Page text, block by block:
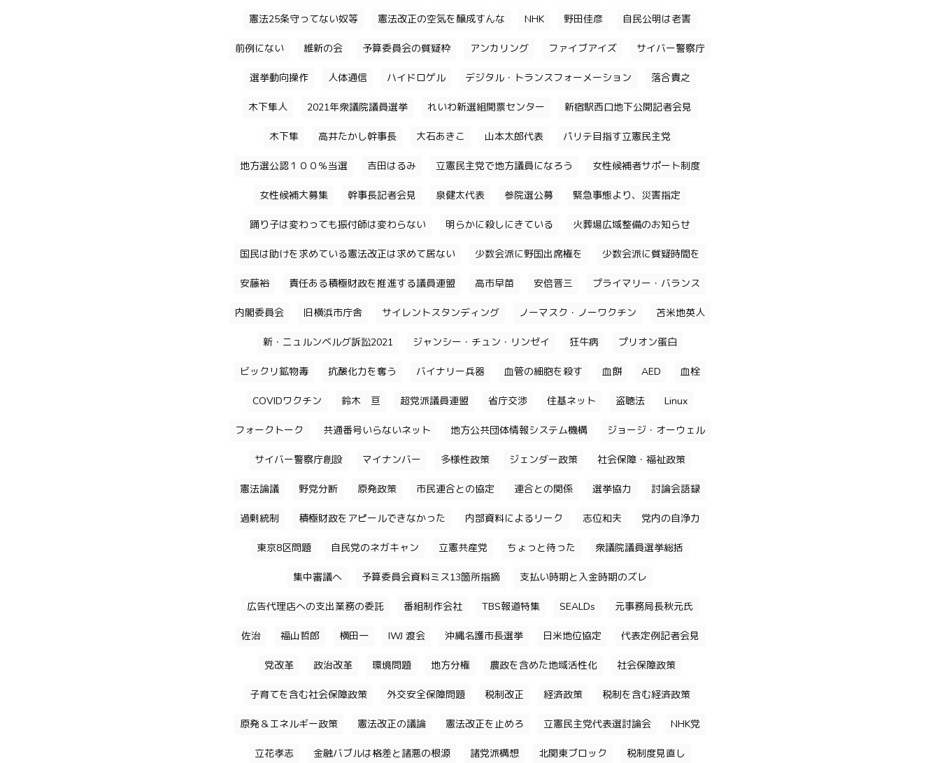
憲法25条守ってない奴等 憲法改正の空気を醸成すんな NHK 野田佳彦 自民公明は老害
前例にない 維新の会 予算委員会の質疑枠 アンカリング ファイブアイズ サイバー警察庁
選挙動向操作 人体通信 ハイドロゲル デジタル・トランスフォーメーション 落合貴之
木下隼人 2021年衆議院議員選挙 れいわ新選組開票センター 新宿駅西口地下公開記者会見
木下隼 高井たかし幹事長 大石あきこ 山本太郎代表 パリテ目指す立憲民主党
地方選公認１００％当選 吉田はるみ 立憲民主党で地方議員になろう 女性候補者サポート制度
女性候補大募集 幹事長記者会見 泉健太代表 参院選公募 緊急事態より、災害指定
踊り子は変わっても振付師は変わらない 明らかに殺しにきている 火葬場広域整備のお知らせ
国民は助けを求めている憲法改正は求めて居ない 少数会派に野国出席権を 少数会派に質疑時間を
安藤裕 責任ある積極財政を推進する議員連盟 高市早苗 安倍晋三 プライマリー・バランス
内閣委員会 旧横浜市庁舎 サイレントスタンディング ノーマスク・ノーワクチン 苫米地英人
新・ニュルンベルグ訴訟2021 ジャンシー・チュン・リンゼイ 狂牛病 プリオン蛋白
ビックリ鉱物毒 抗酸化力を奪う バイナリー兵器 血管の細胞を殺す 血餅 AED 血栓
COVIDワクチン 鈴木 亘 超党派議員連盟 省庁交渉 住基ネット 盗聴法 Linux
フォークトーク 共通番号いらないネット 地方公共団体情報システム機構 ジョージ・オーウェル
サイバー警察庁創設 マイナンバー 多様性政策 ジェンダー政策 社会保障・福祉政策
憲法論議 野党分断 原発政策 市民連合との協定 連合との関係 選挙協力 討論会語録
過剰統制 積極財政をアピールできなかった 内部資料によるリーク 志位和夫 党内の自浄力
東京8区問題 自民党のネガキャン 立憲共産党 ちょっと待った 衆議院議員選挙総括
集中審議へ 予算委員会資料ミス13箇所指摘 支払い時期と入金時期のズレ
広告代理店への支出業務の委託 番組制作会社 TBS報道特集 SEALDs 元事務局長秋元氏
佐治 福山哲郎 横田一 IWJ 渡会 沖縄名護市長選挙 日米地位協定 代表定例記者会見
党改革 政治改革 環境問題 地方分権 農政を含めた地域活性化 社会保障政策
子育てを含む社会保障政策 外交安全保障問題 税制改正 経済政策 税制を含む経済政策
原発＆エネルギー政策 憲法改正の議論 憲法改正を止めろ 立憲民主党代表選討論会 NHK党
立花孝志 金融バブルは格差と諸悪の根源 諸党派構想 北関東ブロック 税制度見直し